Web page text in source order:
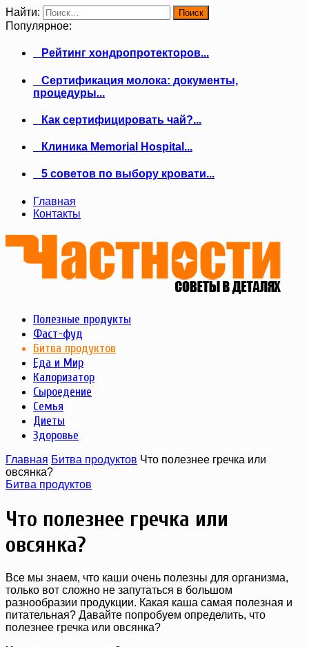
Найти:
Популярное:
Рейтинг хондропротекторов...
Сертификация молока: документы,
процедуры...
Как сертифицировать чай?...
Клиника Memorial Hospital...
5 советов по выбору кровати...
Главная
Контакты
Полезные продукты
Фаст-фуд
Битва продуктов
Еда и Мир
Калоризатор
Сыроедение
Семья
Диеты
Здоровье
Главная Битва продуктов Что полезнее гречка или
овсянка?
Битва продуктов
Что полезнее гречка или
овсянка?
Все мы знаем, что каши очень полезны для организма,
только вот сложно не запутаться в большом
разнообразии продукции. Какая каша самая полезная и
питательная? Давайте попробуем определить, что
полезнее гречка или овсянка?